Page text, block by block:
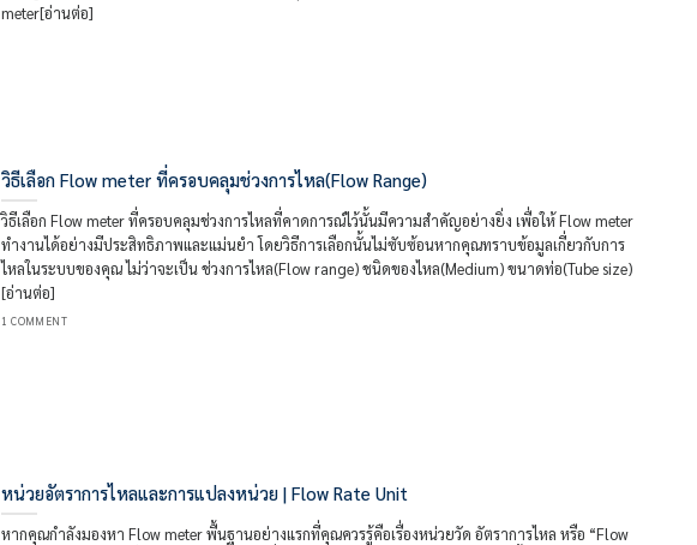
meter[อ่านต่อ]
วิธีเลือก Flow meter ที่ครอบคลุมช่วงการไหล(Flow Range)
วิธีเลือก Flow meter ที่ครอบคลุมช่วงการไหลที่คาดการณ์ไว้นั้นมีความสำคัญอย่างยิ่ง เพื่อให้ Flow meter
ทำงานได้อย่างมีประสิทธิภาพและแม่นยำ โดยวิธีการเลือกนั้นไม่ซับซ้อนหากคุณทราบข้อมูลเกี่ยวกับการ
ไหลในระบบของคุณ ไม่ว่าจะเป็น ช่วงการไหล(Flow range) ชนิดของไหล(Medium) ขนาดท่อ(Tube size)
[อ่านต่อ]
1 COMMENT
หน่วยอัตราการไหลและการแปลงหน่วย | Flow Rate Unit
หากคุณกำลังมองหา Flow meter พื้นฐานอย่างแรกที่คุณควรรู้คือเรื่องหน่วยวัด อัตราการไหล หรือ “Flow